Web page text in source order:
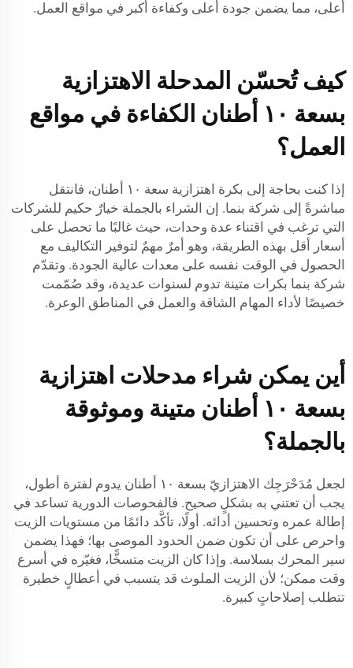
أعلى، مما يضمن جودة أعلى وكفاءة أكبر في مواقع العمل.
كيف تُحسّن المدحلة الاهتزازية
بسعة ١٠ أطنان الكفاءة في مواقع
العمل؟
إذا كنت بحاجة إلى بكرة اهتزازية سعة ١٠ أطنان، فانتقل
مباشرةً إلى شركة بنما. إن الشراء بالجملة خيارٌ حكيم للشركات
التي ترغب في اقتناء عدة وحدات، حيث غالبًا ما تحصل على
أسعار أقل بهذه الطريقة، وهو أمرٌ مهمٌ لتوفير التكاليف مع
الحصول في الوقت نفسه على معدات عالية الجودة. وتقدّم
شركة بنما بكرات متينة تدوم لسنوات عديدة، وقد صُمّمت
خصيصًا لأداء المهام الشاقة والعمل في المناطق الوعرة.
أين يمكن شراء مدحلات اهتزازية
بسعة ١٠ أطنان متينة وموثوقة
بالجملة؟
لجعل مُدَحْرَجِك الاهتزازيّ بسعة ١٠ أطنان يدوم لفترة أطول،
يجب أن تعتني به بشكلٍ صحيح. فالفحوصات الدورية تساعد في
إطالة عمره وتحسين أدائه. أولًا، تأكَّد دائمًا من مستويات الزيت
واحرص على أن تكون ضمن الحدود الموصى بها؛ فهذا يضمن
سير المحرك بسلاسة. وإذا كان الزيت متسخًّا، فغيّره في أسرع
وقت ممكن؛ لأن الزيت الملوث قد يتسبب في أعطالٍ خطيرة
تتطلب إصلاحاتٍ كبيرة.